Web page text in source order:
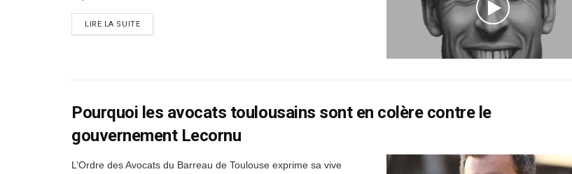
LIRE LA SUITEDETAILS
Pourquoi les avocats toulousains sont en colère contre le
gouvernement Lecornu
L’Ordre des Avocats du Barreau de Toulouse exprime sa vive